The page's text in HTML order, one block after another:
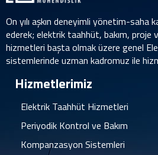
On yılı aşkın deneyimli yönetim-saha
ederek; elektrik taahhüt, bakım, proje
hizmetleri başta olmak üzere genel
sistemlerinde uzman kadromuz ile
Hizmetlerimiz
Elektrik Taahhüt Hizmetleri
Periyodik Kontrol ve Bakım
Kompanzasyon Sistemleri